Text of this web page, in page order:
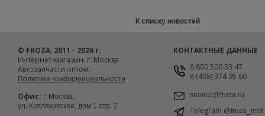
К списку новостей
© FROZA, 2011 - 2026 г.
Интернет-магазин. г. Москва
Автозапчасти оптом.
Политика конфиденциальности
Офис: г. Москва,
ул. Котляковская, дом 1 стр. 2
КОНТАКТНЫЕ ДАННЫЕ
8 800 500 33 47
8 (495) 374 95 60
service@froza.ru
Telegram @froza_msk